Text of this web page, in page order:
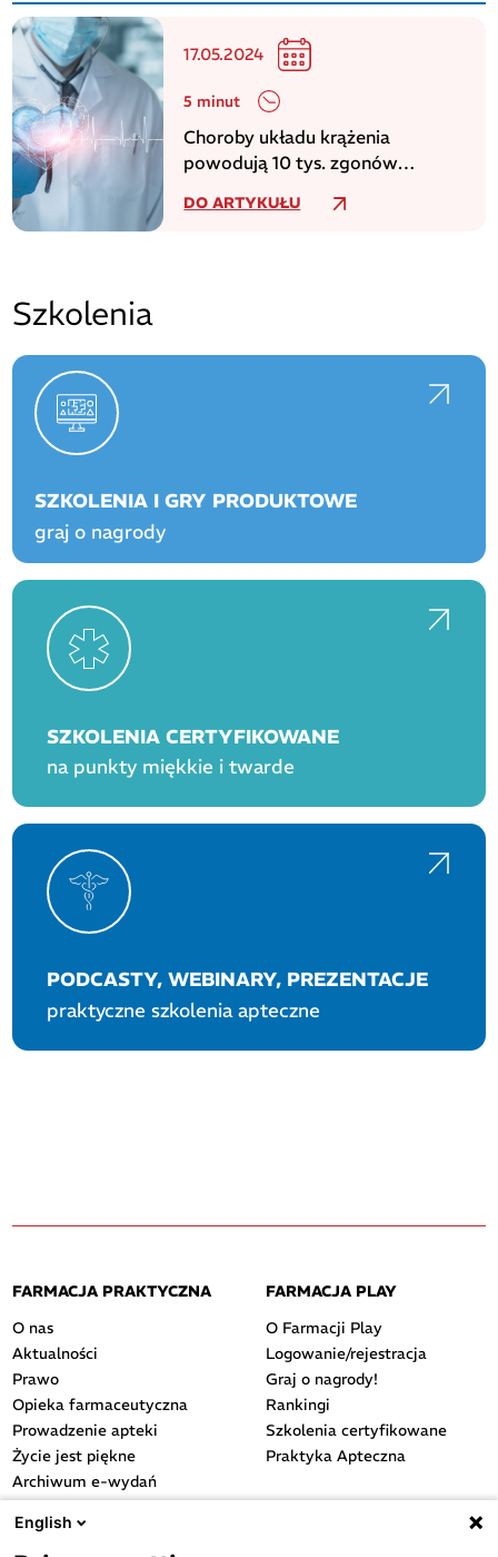
17.05.2024
5 minut
Choroby układu krążenia
powodują 10 tys. zgonów
WHO
DO ARTYKUŁU
Szkolenia
SZKOLENIA I GRY PRODUKTOWE
graj o nagrody
SZKOLENIA CERTYFIKOWANE
na punkty miękkie i twarde
PODCASTY, WEBINARY, PREZENTACJE
praktyczne szkolenia apteczne
FARMACJA PRAKTYCZNA
O nas
Aktualności
Prawo
Opieka farmaceutyczna
Prowadzenie apteki
Życie jest piękne
Archiwum e-wydań
Przydatne linki
FARMACJA PLAY
O Farmacji Play
Logowanie/rejestracja
Graj o nagrody!
Rankingi
Szkolenia certyfikowane
Praktyka Apteczna
OGÓLNE
English